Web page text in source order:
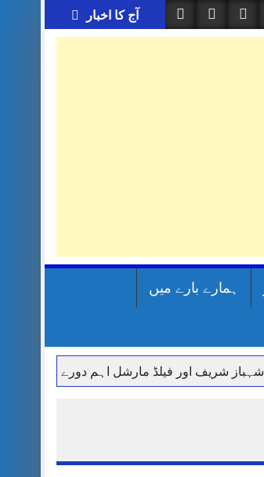
آج کا اخبار
ہمارے بارے میں
اور فیلڈ مارشل اہم دورے پر سعودی عرب